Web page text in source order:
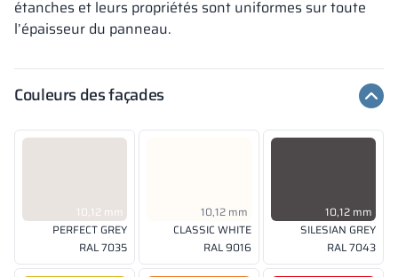
étanches et leurs propriétés sont uniformes sur toute
l’épaisseur du panneau.
Couleurs des façades
10,12 mm
PERFECT GREY
RAL 7035
10,12 mm
CLASSIC WHITE
RAL 9016
10,12 mm
SILESIAN GREY
RAL 7043